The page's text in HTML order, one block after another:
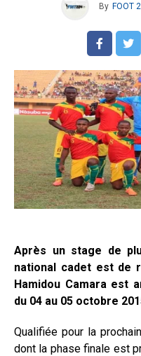
By FOOT
Après un stage de
national cadet est de
Hamidou Camara est
du 04 au 05 octobre
Qualifiée pour la
dont la phase finale est